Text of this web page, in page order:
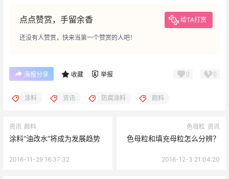
点点赞赏，手留余香 给TA打赏
还没有人赞赏，快来当第一个赞赏的人吧！
海报分享 收藏 举报 0 0
涂料 资讯 防腐涂料 颜料
资讯 颜料
涂料“油改水”将成为发展趋势
2016-11-29 16:37:32
色母粒 资讯
色母粒和填充母粒怎么分辨？
2016-12-3 21:04:20